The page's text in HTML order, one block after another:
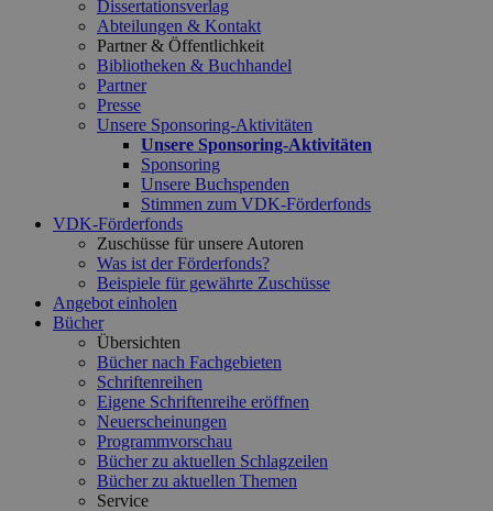
Dissertationsverlag
Abteilungen & Kontakt
Partner & Öffentlichkeit
Bibliotheken & Buchhandel
Partner
Presse
Unsere Sponsoring-Aktivitäten
Unsere Sponsoring-Aktivitäten
Sponsoring
Unsere Buchspenden
Stimmen zum VDK-Förderfonds
VDK-Förderfonds
Zuschüsse für unsere Autoren
Was ist der Förderfonds?
Beispiele für gewährte Zuschüsse
Angebot einholen
Bücher
Übersichten
Bücher nach Fachgebieten
Schriftenreihen
Eigene Schriftenreihe eröffnen
Neuerscheinungen
Programmvorschau
Bücher zu aktuellen Schlagzeilen
Bücher zu aktuellen Themen
Service